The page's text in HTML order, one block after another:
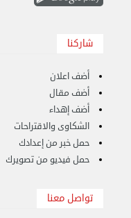
شاركنا
أضف اعلان
أضف مقال
أضف إهداء
الشكاوى والاقتراحات
حمل خبر من إعدادك
حمل فيديو من تصويرك
تواصل معنا